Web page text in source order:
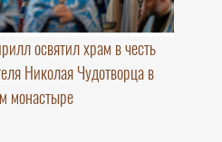
освятил храм в честь
Николая Чудотворца в
монастыре